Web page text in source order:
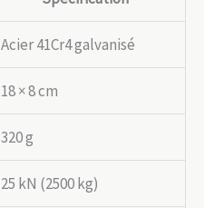
Acier 41Cr4 galvanisé
18 × 8 cm
320 g
25 kN (2500 kg)